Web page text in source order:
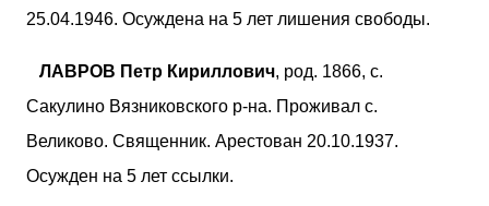
25.04.1946. Осуждена на 5 лет лишения свободы.
ЛАВРОВ Петр Кириллович, род. 1866, с.
Сакулино Вязниковского р-на. Проживал с.
Великово. Священник. Арестован 20.10.1937.
Осужден на 5 лет ссылки.